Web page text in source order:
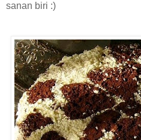
sanan biri :)